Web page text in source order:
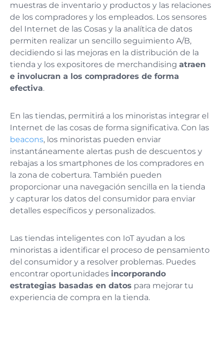
muestras de inventario y productos y las relaciones
de los compradores y los empleados. Los sensores
del Internet de las Cosas y la analítica de datos
permiten realizar un sencillo seguimiento A/B,
decidiendo si las mejoras en la distribución de la
tienda y los expositores de merchandising atraen
e involucran a los compradores de forma
efectiva.
En las tiendas, permitirá a los minoristas integrar el
Internet de las cosas de forma significativa. Con las
beacons, los minoristas pueden enviar
instantáneamente alertas push de descuentos y
rebajas a los smartphones de los compradores en
la zona de cobertura. También pueden
proporcionar una navegación sencilla en la tienda
y capturar los datos del consumidor para enviar
detalles específicos y personalizados.
Las tiendas inteligentes con IoT ayudan a los
minoristas a identificar el proceso de pensamiento
del consumidor y a resolver problemas. Puedes
encontrar oportunidades incorporando
estrategias basadas en datos para mejorar tu
experiencia de compra en la tienda.